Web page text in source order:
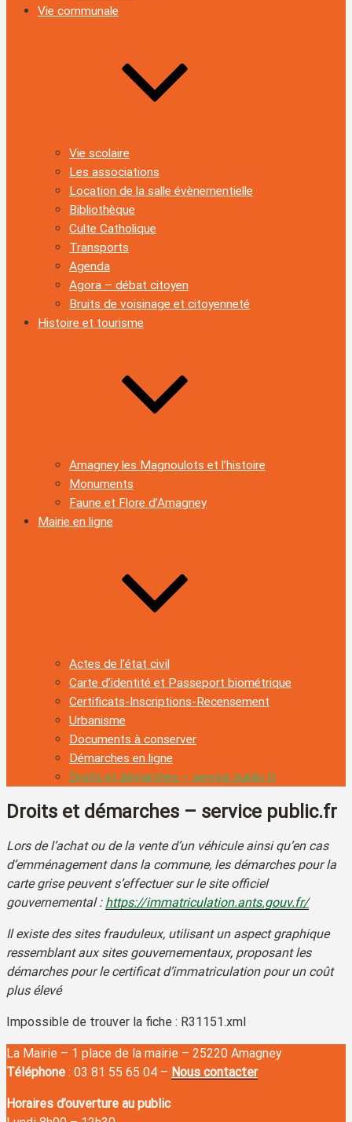
Vie communale
Vie scolaire
Les associations
Location de la salle évènementielle
Bibliothèque
Culte Catholique
Transports
Agenda
Agora – débat citoyen
Bruits de voisinage et citoyenneté
Histoire et tourisme
Amagney les Magnoulots et l’histoire
Monuments
Faune et Flore d’Amagney
Mairie en ligne
Actes de l’état civil
Carte d’identité et Passeport biométrique
Certificats-Inscriptions-Recensement
Urbanisme
Documents à conserver
Démarches en ligne
Droits et démarches – service public.fr
Droits et démarches – service public.fr
Lors de l’achat ou de la vente d’un véhicule ainsi qu’en cas
d’emménagement dans la commune, les démarches pour la
carte grise peuvent s’effectuer sur le site officiel
gouvernemental : https://immatriculation.ants.gouv.fr/
Il existe des sites frauduleux, utilisant un aspect graphique
ressemblant aux sites gouvernementaux, proposant les
démarches pour le certificat d’immatriculation pour un coût
plus élevé
Impossible de trouver la fiche : R31151.xml
La Mairie – 1 place de la mairie – 25220 Amagney
Téléphone : 03 81 55 65 04 – Nous contacter
Horaires d’ouverture au public